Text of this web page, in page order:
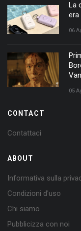
La
era
06
05
CONTACT
Contattaci
ABOUT
Informativa sulla
Condizioni d'uso
Chi siamo
Pubblicizza con noi